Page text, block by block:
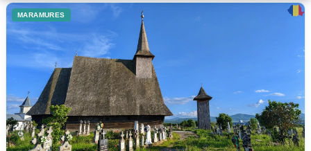
MARAMURES